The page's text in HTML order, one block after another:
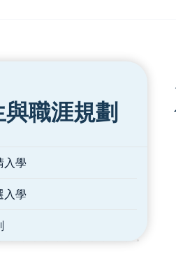
職涯規劃
入學
入學